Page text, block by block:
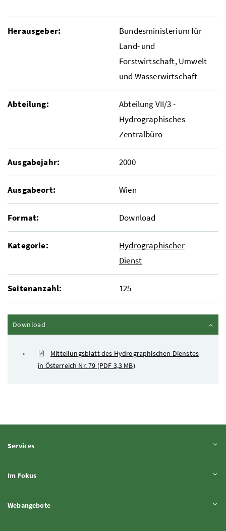
Herausgeber:
Bundesministerium für
Land- und
Forstwirtschaft, Umwelt
und Wasserwirtschaft
Abteilung:
Abteilung VII/3 -
Hydrographisches
Zentralbüro
Ausgabejahr: 2000
Ausgabeort: Wien
Format: Download
Kategorie:
Hydrographischer
Dienst
Seitenanzahl: 125
Download
Mitteilungsblatt des Hydrographischen Dienstes
in Österreich Nr. 79 (PDF 3,3 MB)
ServicesInhalt aufklappen
Im FokusInhalt aufklappen
WebangeboteInhalt aufklappen